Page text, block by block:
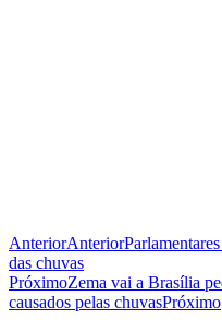
AnteriorAnterior
das chuvas
PróximoZema vai a Brasília
causados pelas chuvasPróximo